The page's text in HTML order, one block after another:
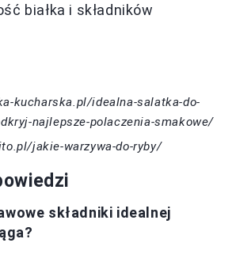
białka i składników
kucharska.pl/idealna-salatka-do-
najlepsze-polaczenia-smakowe/
jakie-warzywa-do-ryby/
składniki idealnej